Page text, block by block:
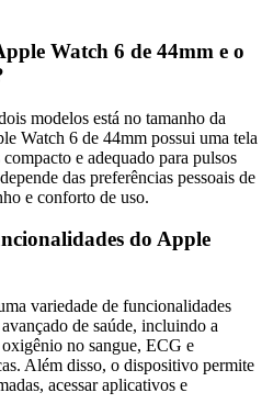
Watch 6 de 44mm e o
modelos está no tamanho da
Watch 6 de 44mm possui uma tela
e adequado para pulsos
das preferências pessoais de
e conforto de uso.
do Apple
variedade de funcionalidades
de saúde, incluindo a
no sangue, ECG e
Além disso, o dispositivo permite
acessar aplicativos e